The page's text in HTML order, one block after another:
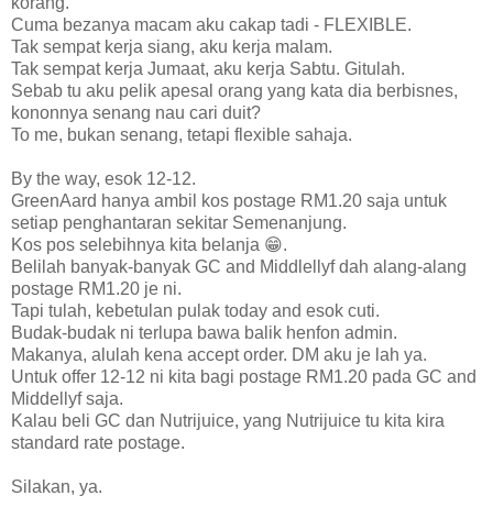
Cuma bezanya macam aku cakap tadi - FLEXIBLE.
Tak sempat kerja siang, aku kerja malam.
Tak sempat kerja Jumaat, aku kerja Sabtu. Gitulah.
Sebab tu aku pelik apesal orang yang kata dia berbisnes,
kononnya senang nau cari duit?
To me, bukan senang, tetapi flexible sahaja.
By the way, esok 12-12.
GreenAard hanya ambil kos postage RM1.20 saja untuk
setiap penghantaran sekitar Semenanjung.
Kos pos selebihnya kita belanja 😁.
Belilah banyak-banyak GC and Middlellyf dah alang-alang
postage RM1.20 je ni.
Tapi tulah, kebetulan pulak today and esok cuti.
Budak-budak ni terlupa bawa balik henfon admin.
Makanya, alulah kena accept order. DM aku je lah ya.
Untuk offer 12-12 ni kita bagi postage RM1.20 pada GC and
Middellyf saja.
Kalau beli GC dan Nutrijuice, yang Nutrijuice tu kita kira
standard rate postage.
Silakan, ya.